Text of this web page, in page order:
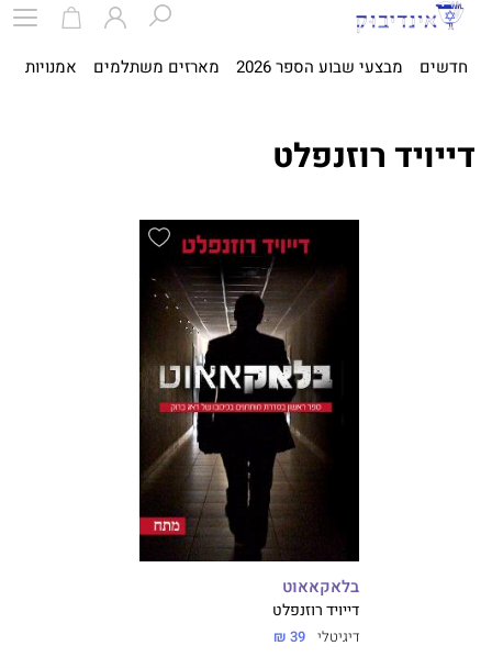
חדשים מבצעי שבוע הספר 2026 מארזים משתלמים אמנויות
דייויד רוזנפלט
בלאקאאוט
דייויד רוזנפלט
דיגיטלי 39 ₪